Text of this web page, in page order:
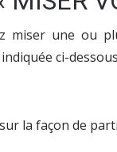
miser une ou
ci-
la façon de